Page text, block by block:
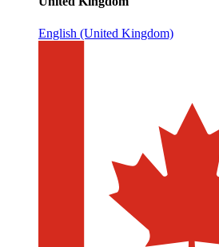
English (United Kingdom)